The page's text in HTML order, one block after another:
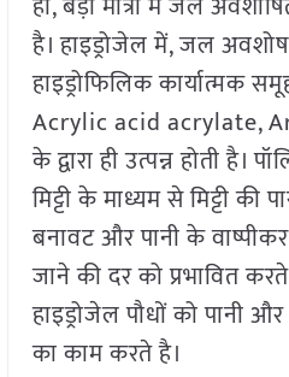
है। हाइड्रोजेल में, जल
हाइड्रोफिलिक कार्यात्मक
Acrylic acid acrylate,
के द्वारा ही उत्पन्न होती है।
मिट्टी के माध्यम से मिट्टी की
बनावट और पानी के
जाने की दर को प्रभावित
हाइड्रोजेल पौधों को पानी
का काम करते है।